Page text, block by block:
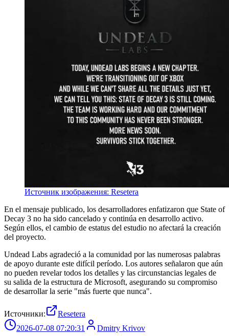
Источник изображения: Resetera
En el mensaje publicado, los desarrolladores enfatizaron que State of
Decay 3 no ha sido cancelado y continúa en desarrollo activo.
Según ellos, el cambio de estatus del estudio no afectará la creación
del proyecto.
Undead Labs agradeció a la comunidad por las numerosas palabras
de apoyo durante este difícil período. Los autores señalaron que aún
no pueden revelar todos los detalles y las circunstancias legales de
su salida de la estructura de Microsoft, asegurando su compromiso
de desarrollar la serie "más fuerte que nunca".
Источники:
Resetera
2026-07-08 07:20:31
Dmitry Krivov